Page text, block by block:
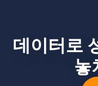
데이터로
놓